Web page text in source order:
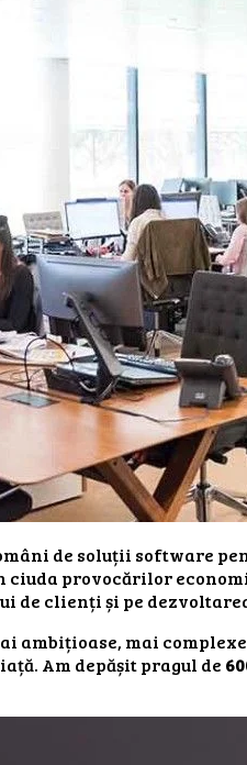
de soluții software
provocărilor
de clienți și pe
ambițioase, mai
Am depășit pragul de